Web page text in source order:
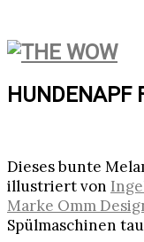
HUNDENAPF
Dieses bunte
illustriert von
Marke Omm
Spülmaschinen